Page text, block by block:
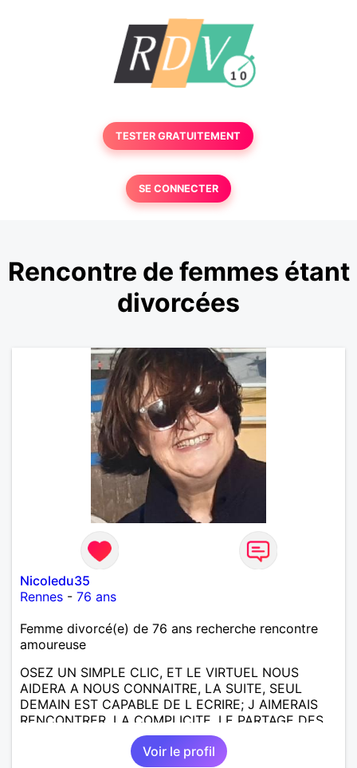
TESTER GRATUITEMENT
SE CONNECTER
Rencontre de femmes étant
divorcées
Nicoledu35
Rennes - 76 ans
Femme divorcé(e) de 76 ans recherche rencontre
amoureuse
OSEZ UN SIMPLE CLIC, ET LE VIRTUEL NOUS
AIDERA A NOUS CONNAITRE, LA SUITE, SEUL
DEMAIN EST CAPABLE DE L ECRIRE; J AIMERAIS
RENCONTRER, LA COMPLICITE, LE PARTAGE DES
BELLES CHOSES DE LA VIE : BALADES, VOYAGES
EN FRANCE OU AILLEURS. ETRE A L ECOUTE DE L
Voir le profil